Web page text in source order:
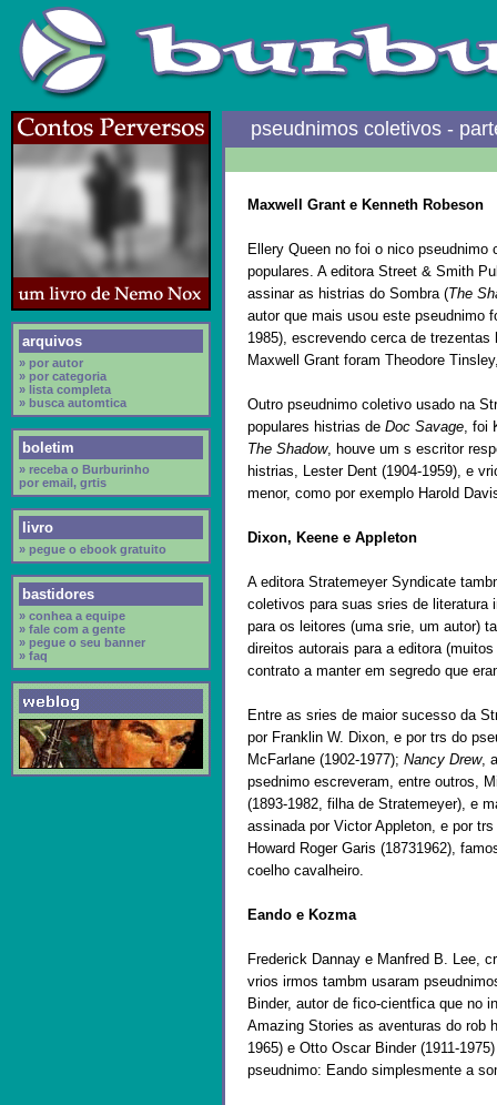
arquivos
» por autor
» por categoria
» lista completa
» busca automtica
boletim
» receba o Burburinho
por email, grtis
livro
» pegue o ebook gratuito
bastidores
» conhea a equipe
» fale com a gente
» pegue o seu banner
» faq
pseudnimos coletivos -
Maxwell Grant e Kenneth Robeson
Ellery Queen no foi o nico
populares. A editora Street & Smith
assinar as histrias do Sombra (The
autor que mais usou este pseudnimo
1985), escrevendo cerca de
Maxwell Grant foram Theodore
Outro pseudnimo coletivo usado na
populares histrias de Doc Savage, foi
The Shadow, houve um s escritor
histrias, Lester Dent (1904-1959), e
menor, como por exemplo Harold
Dixon, Keene e Appleton
A editora Stratemeyer Syndicate
coletivos para suas sries de
para os leitores (uma srie, um autor)
direitos autorais para a editora
contrato a manter em segredo que
Entre as sries de maior sucesso da
por Franklin W. Dixon, e por trs do
McFarlane (1902-1977); Nancy Drew,
psednimo escreveram, entre outros,
(1893-1982, filha de Stratemeyer), e
assinada por Victor Appleton, e por
Howard Roger Garis (18731962),
coelho cavalheiro.
Eando e Kozma
Frederick Dannay e Manfred B. Lee,
vrios irmos tambm usaram
Binder, autor de fico-cientfica que no
Amazing Stories as aventuras do rob
1965) e Otto Oscar Binder (1911-
pseudnimo: Eando simplesmente a